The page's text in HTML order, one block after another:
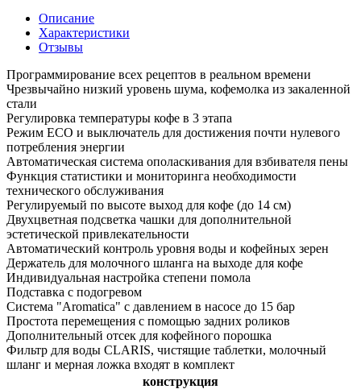
Описание
Характеристики
Отзывы
Программирование всех рецептов в реальном времени
Чрезвычайно низкий уровень шума, кофемолка из закаленной
стали
Регулировка температуры кофе в 3 этапа
Режим ECO и выключатель для достижения почти нулевого
потребления энергии
Автоматическая система ополаскивания для взбивателя пены
Функция статистики и мониторинга необходимости
технического обслуживания
Регулируемый по высоте выход для кофе (до 14 см)
Двухцветная подсветка чашки для дополнительной
эстетической привлекательности
Автоматический контроль уровня воды и кофейных зерен
Держатель для молочного шланга на выходе для кофе
Индивидуальная настройка степени помола
Подставка с подогревом
Система "Aromatica" с давлением в насосе до 15 бар
Простота перемещения с помощью задних роликов
Дополнительный отсек для кофейного порошка
Фильтр для воды CLARIS, чистящие таблетки, молочный
шланг и мерная ложка входят в комплект
конструкция